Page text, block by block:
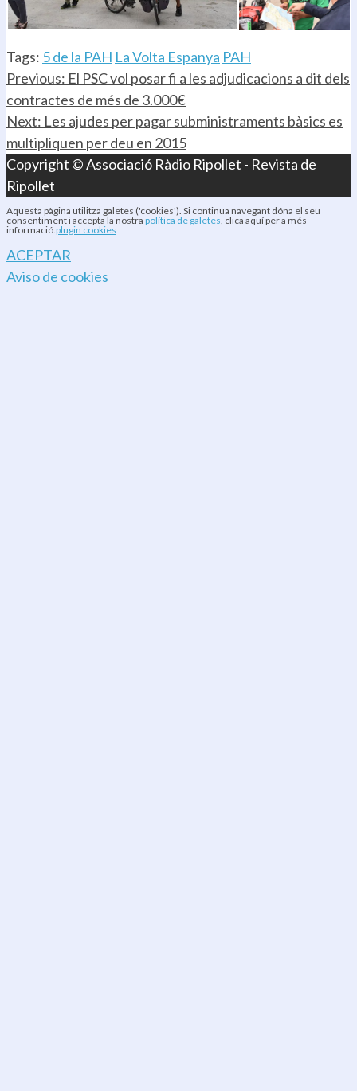
Tags: 5 de la PAH La Volta Espanya PAH
Continue
Reading
Previous: El PSC vol posar fi a les adjudicacions a dit dels
contractes de més de 3.000€
Next: Les ajudes per pagar subministraments bàsics es
multipliquen per deu en 2015
Copyright © Associació Ràdio Ripollet - Revista de
Ripollet
Aquesta pàgina utilitza galetes ('cookies'). Si continua navegant dóna el seu
consentiment i accepta la nostra política de galetes, clica aquí per a més
informació.plugin cookies
ACEPTAR
Aviso de cookies